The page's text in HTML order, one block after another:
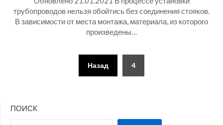
трубопроводов нельзя обойтись без соединения стояков.
В зависимости от места монтажа, материала, из которого
произведены…
Назад 4
ПОИСК